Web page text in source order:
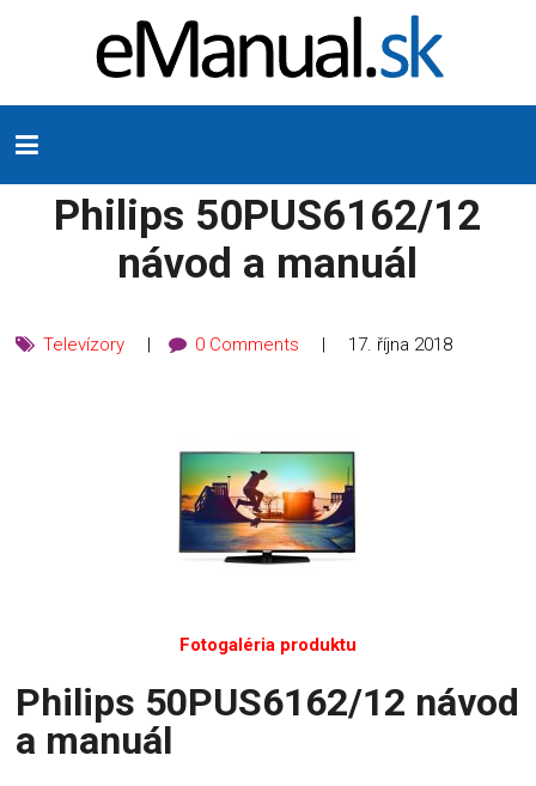
Philips 50PUS6162/12
návod a manuál
Televízory 0 Comments 17. října 2018
Fotogaléria produktu
Philips 50PUS6162/12 návod
a manuál